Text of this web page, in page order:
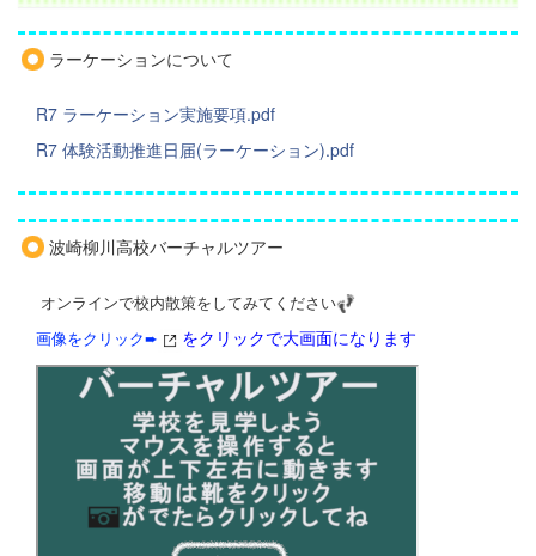
ラーケーションについて
R7 ラーケーション実施要項.pdf
R7 体験活動推進日届(ラーケーション).pdf
波崎柳川高校バーチャルツアー
オンラインで校内散策をしてみてください
画像をクリック➨
をクリックで大画面になります